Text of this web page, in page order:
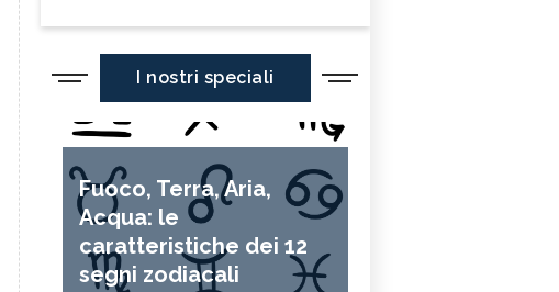
I nostri speciali
Fuoco, Terra, Aria,
Acqua: le
caratteristiche dei 12
segni zodiacali